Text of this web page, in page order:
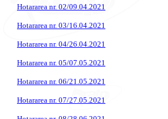
Hotararea nr. 02/09.04.2021
Hotararea nr. 03/16.04.2021
Hotararea nr. 04/26.04.2021
Hotararea nr. 05/07.05.2021
Hotararea nr. 06/21.05.2021
Hotararea nr. 07/27.05.2021